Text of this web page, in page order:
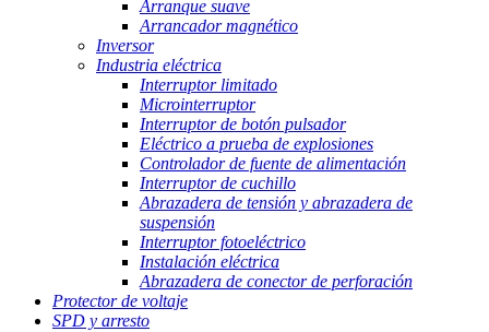
Arranque suave
Arrancador magnético
Inversor
Industria eléctrica
Interruptor limitado
Microinterruptor
Interruptor de botón pulsador
Eléctrico a prueba de explosiones
Controlador de fuente de alimentación
Interruptor de cuchillo
Abrazadera de tensión y abrazadera de
suspensión
Interruptor fotoeléctrico
Instalación eléctrica
Abrazadera de conector de perforación
Protector de voltaje
SPD y arresto